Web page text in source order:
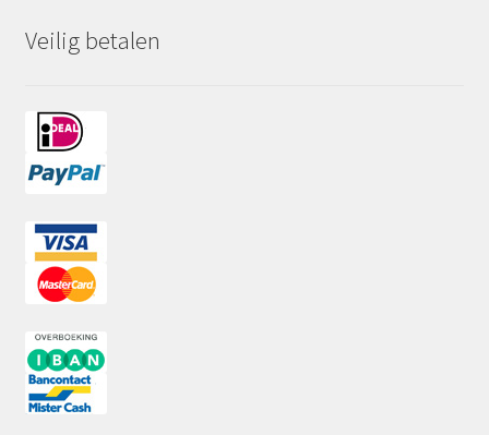
Veilig betalen